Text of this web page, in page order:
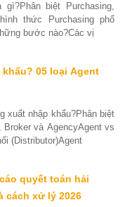
gì?Phân biệt Purchasing,
thức Purchasing phổ
bước nào?Các vị
05 loại Agent
xuất nhập khẩu?Phân biệt
Broker và AgencyAgent vs
(Distributor)Agent
quyết toán hải
cách xử lý 2026